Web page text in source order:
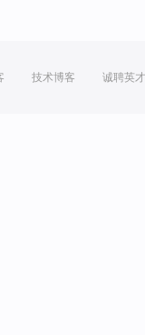
技术博客 诚聘英才